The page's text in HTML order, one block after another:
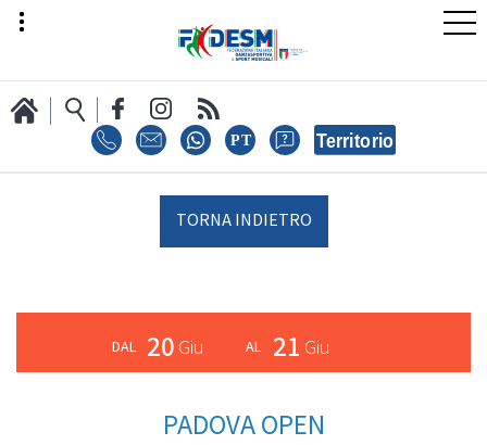
LA FEDERAZIONE
AREA SPORT
AREA TECNICA
TORNA INDIETRO
20 Giu 21 Giu
PADOVA OPEN